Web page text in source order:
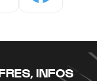
INFOS